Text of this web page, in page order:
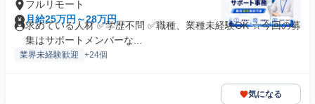
フルリモート
月給25万円～28万円
求めている人材 ✅学歴不問 ✅職種、業種未経験OK ☆今回の募
集はサポートメンバーな...
業界未経験歓迎 +24個
気になる